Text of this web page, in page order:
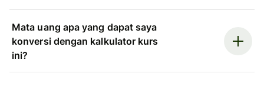
Mata uang apa yang dapat saya
konversi dengan kalkulator kurs
ini?